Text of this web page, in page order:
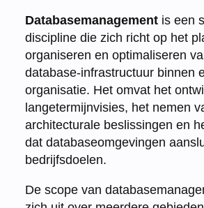
Databasemanagementis een
discipline die zich richt op het
organiseren en optimaliseren
database-infrastructuur binnen
organisatie. Het omvat het
langetermijnvisies, het nemen
architecturale beslissingen en
dat databaseomgevingen
bedrijfsdoelen.
De scope van